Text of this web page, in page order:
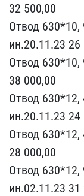
32 500,00
Отвод 630​*10,
ин.20.11.23 2​6
Отвод 630*10,
38 000,00
Отвод 630*1​2,
ин.20.11.23 24
Отвод 630*12,
28 000,00
Отвод 630*12,
ин.02.11.23 31